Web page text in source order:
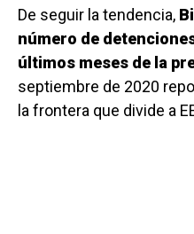
De seguir la tendencia,
número de
últimos meses de la
septiembre de 2020
la frontera que divide a